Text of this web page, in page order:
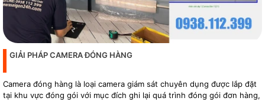
GIẢI PHÁP CAMERA ĐÓNG HÀNG
Camera đóng hàng là loại camera giám sát chuyên dụng được lắp đặt
tại khu vực đóng gói với mục đích ghi lại quá trình đóng gói đơn hàng,